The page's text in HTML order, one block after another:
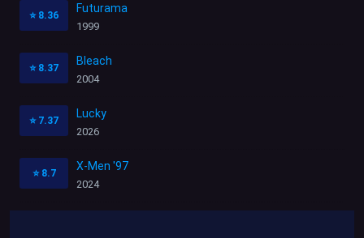
⭐ 8.36
Futurama
1999
⭐ 8.37
Bleach
2004
⭐ 7.37
Lucky
2026
⭐ 8.7
X-Men '97
2024